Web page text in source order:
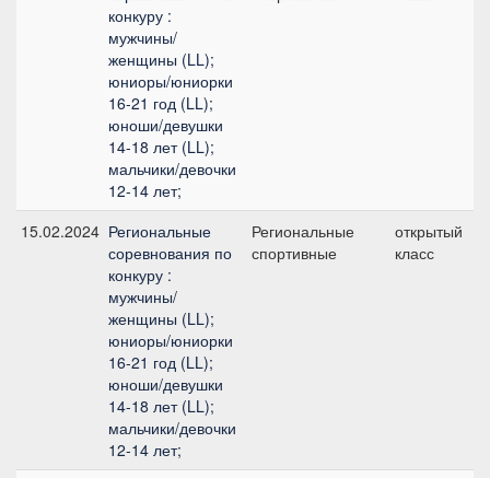
конкуру :
мужчины/
женщины (LL);
юниоры/юниорки
16-21 год (LL);
юноши/девушки
14-18 лет (LL);
мальчики/девочки
12-14 лет;
15.02.2024 Региональные
соревнования по
конкуру :
мужчины/
женщины (LL);
юниоры/юниорки
16-21 год (LL);
юноши/девушки
14-18 лет (LL);
мальчики/девочки
12-14 лет;
Региональные
спортивные
открытый
класс